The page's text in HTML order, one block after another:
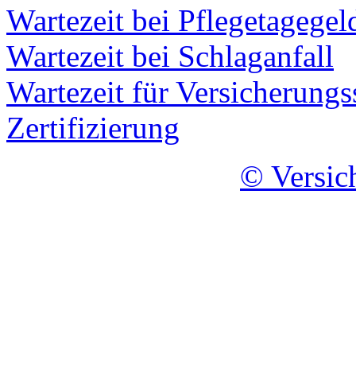
Wartezeit bei
Wartezeit bei Schlaganfall
Wartezeit für
Zertifizierung
©